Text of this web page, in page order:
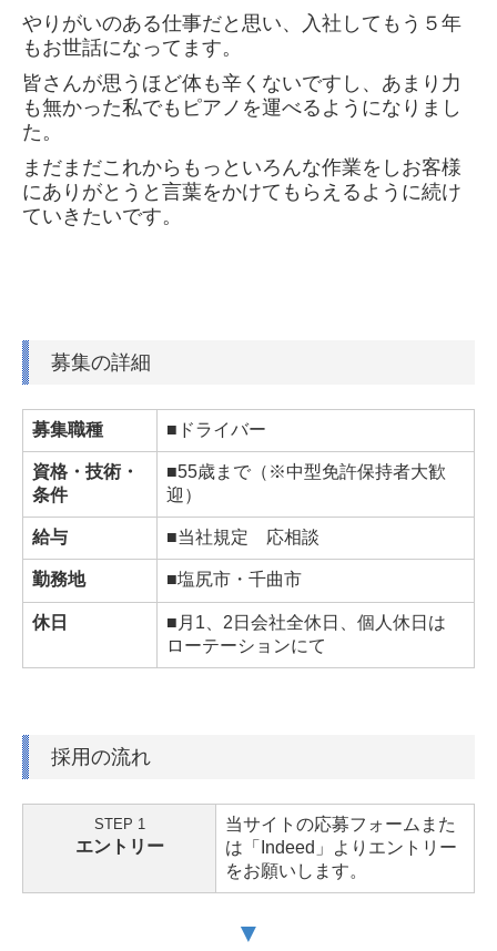
やりがいのある仕事だと思い、入社してもう５年
もお世話になってます。
皆さんが思うほど体も辛くないですし、あまり力
も無かった私でもピアノを運べるようになりまし
た。
まだまだこれからもっといろんな作業をしお客様
にありがとうと言葉をかけてもらえるように続け
ていきたいです。
募集の詳細
募集職種 ■ドライバー
資格・技術・
条件
■55歳まで（※中型免許保持者大歓
迎 ）
給与 ■当社規定 応相談
勤務地 ■塩尻市・千曲市
休日 ■ 月1、2日会社全休日、個人休日は
ローテーションにて
採用の流れ
STEP 1
エントリー
当サイトの応募フォームまた
は「Indeed」よりエントリー
をお願いします。
▼